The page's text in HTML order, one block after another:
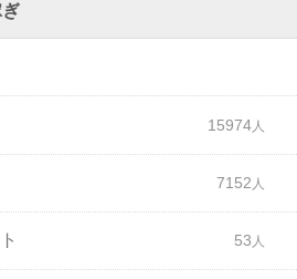
15974
7152
53